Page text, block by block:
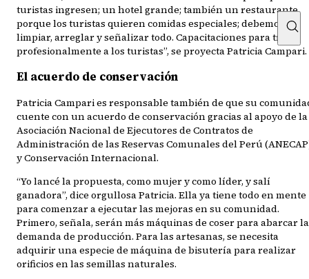
turistas ingresen; un hotel grande; también un restaurante,
porque los turistas quieren comidas especiales; debemos
limpiar, arreglar y señalizar todo. Capacitaciones para tratar
profesionalmente a los turistas”, se proyecta Patricia Campari.
El acuerdo de conservación
Patricia Campari es responsable también de que su
cuente con un acuerdo de conservación gracias al apoyo de la
Asociación Nacional de Ejecutores de Contratos de
Administración de las Reservas Comunales del Perú
y Conservación Internacional.
“Yo lancé la propuesta, como mujer y como líder, y salí
ganadora”, dice orgullosa Patricia. Ella ya tiene todo en mente
para comenzar a ejecutar las mejoras en su comunidad.
Primero, señala, serán más máquinas de coser para abarcar la
demanda de producción. Para las artesanas, se necesita
adquirir una especie de máquina de bisutería para realizar
orificios en las semillas naturales.